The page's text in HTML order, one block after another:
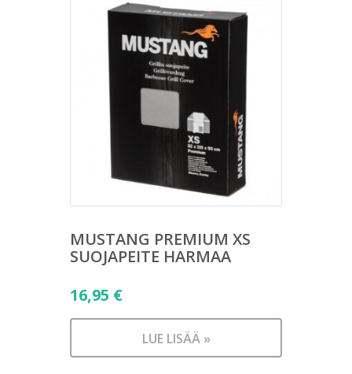
MUSTANG PREMIUM XS
SUOJAPEITE HARMAA
16,95 €
LUE LISÄÄ »